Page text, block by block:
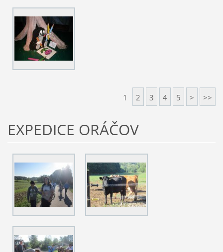
1 2 3 4 5 > >>
EXPEDICE ORÁČOV